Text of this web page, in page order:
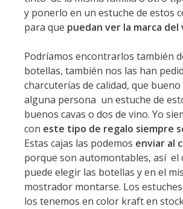
y ponerlo en un estuche de estos
para que puedan ver la marca del
Podríamos encontrarlos también
botellas, también nos las han
charcuterías de calidad, que
alguna persona un estuche de
buenos cavas o dos de vino. Yo
con este tipo de regalo siempre
Estas cajas las podemos enviar al
porque son automontables, así el
puede elegir las botellas y en el
mostrador montarse. Los
los tenemos en color kraft en